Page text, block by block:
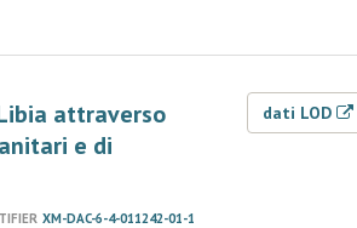
attraverso
e di
dati LOD
XM-DAC-6-4-011242-01-1